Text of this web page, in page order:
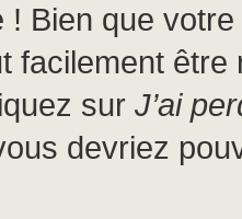
! Bien que
facilement
sur J’ai
devriez